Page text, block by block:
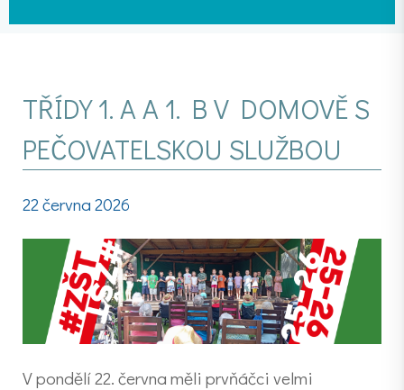
TŘÍDY 1. A A 1. B V DOMOVĚ S
PEČOVATELSKOU SLUŽBOU
22 června 2026
V pondělí 22. června měli prvňáčci velmi